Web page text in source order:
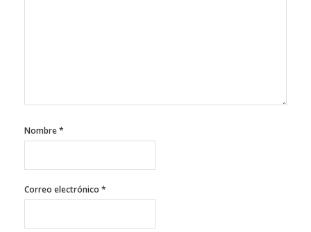
Nombre*
Correo electrónico *